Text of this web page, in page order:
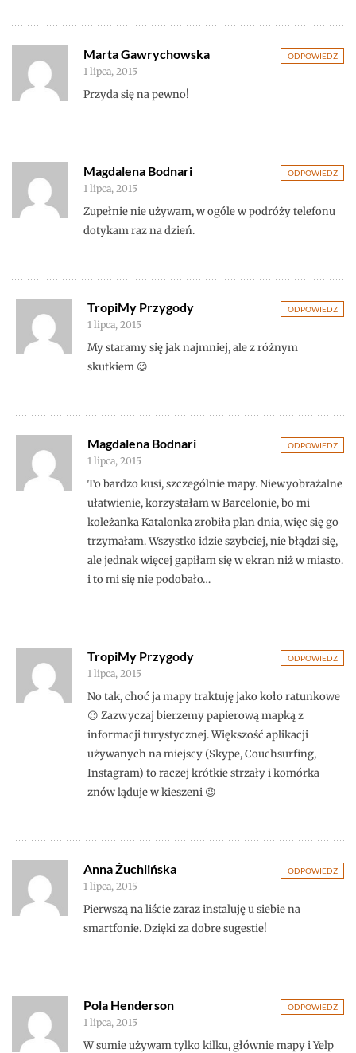
ODPOWIEDZ
Marta Gawrychowska
1 lipca, 2015
Przyda się na pewno!
ODPOWIEDZ
Magdalena Bodnari
1 lipca, 2015
Zupełnie nie używam, w ogóle w podróży telefonu
dotykam raz na dzień.
ODPOWIEDZ
TropiMy Przygody
1 lipca, 2015
My staramy się jak najmniej, ale z różnym
skutkiem 😉
ODPOWIEDZ
Magdalena Bodnari
1 lipca, 2015
To bardzo kusi, szczególnie mapy. Niewyobrażalne
ułatwienie, korzystałam w Barcelonie, bo mi
koleżanka Katalonka zrobiła plan dnia, więc się go
trzymałam. Wszystko idzie szybciej, nie błądzi się,
ale jednak więcej gapiłam się w ekran niż w miasto.
i to mi się nie podobało…
ODPOWIEDZ
TropiMy Przygody
1 lipca, 2015
No tak, choć ja mapy traktuję jako koło ratunkowe
😉 Zazwyczaj bierzemy papierową mapką z
informacji turystycznej. Większość aplikacji
używanych na miejscy (Skype, Couchsurfing,
Instagram) to raczej krótkie strzały i komórka
znów ląduje w kieszeni 😉
ODPOWIEDZ
Anna Żuchlińska
1 lipca, 2015
Pierwszą na liście zaraz instaluję u siebie na
smartfonie. Dzięki za dobre sugestie!
ODPOWIEDZ
Pola Henderson
1 lipca, 2015
W sumie używam tylko kilku, głównie mapy i Yelp